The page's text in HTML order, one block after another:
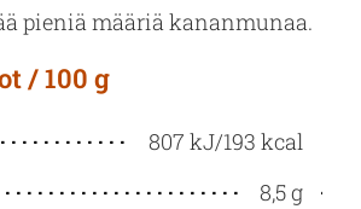
pie­niä mää­riä ka­nan­mu­naa.
/ 100 g
807 kJ/193 kcal
8,5 g